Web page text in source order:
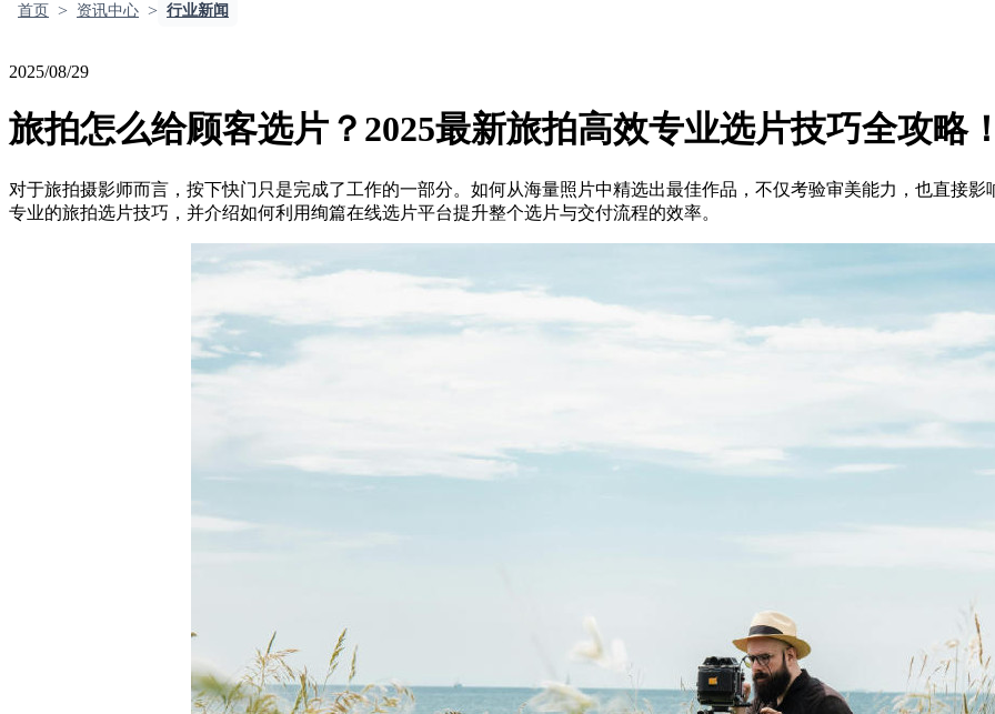
首页 > 资讯中心 > 行业新闻
2025/08/29
旅拍怎么给顾客选片？2025最新旅拍高效专业选片技巧全攻略
对于旅拍摄影师而言，按下快门只是完成了工作的一部分。如何从海量照片中精选出最佳作品，不仅考验审美能力，也直接
专业的旅拍选片技巧，并介绍如何利用绚篇在线选片平台提升整个选片与交付流程的效率。